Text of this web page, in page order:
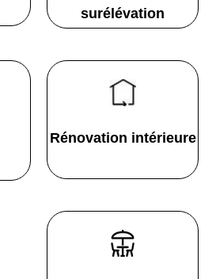
surélévation
Rénovation intérieure